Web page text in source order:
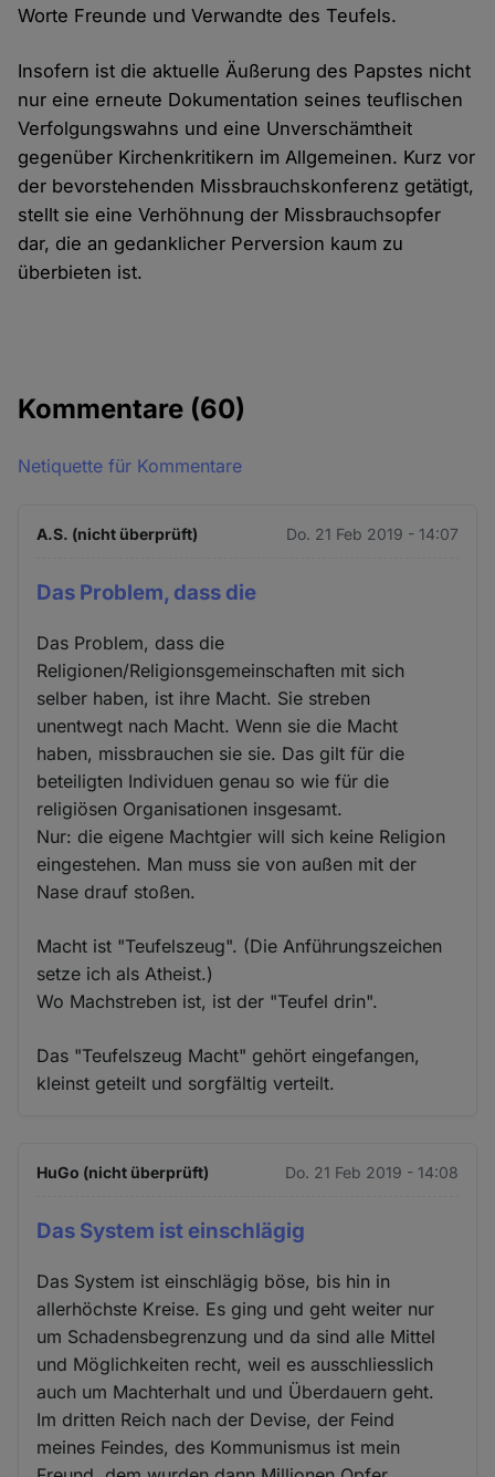
Worte Freunde und Verwandte des Teufels.
Insofern ist die aktuelle Äußerung des Papstes nicht
nur eine erneute Dokumentation seines teuflischen
Verfolgungswahns und eine Unverschämtheit
gegenüber Kirchenkritikern im Allgemeinen. Kurz vor
der bevorstehenden Missbrauchskonferenz getätigt,
stellt sie eine Verhöhnung der Missbrauchsopfer
dar, die an gedanklicher Perversion kaum zu
überbieten ist.
Kommentare (60)
Netiquette für Kommentare
A.S. (nicht überprüft) Do. 21 Feb 2019 - 14:07
Das Problem, dass die
Das Problem, dass die
Religionen/Religionsgemeinschaften mit sich
selber haben, ist ihre Macht. Sie streben
unentwegt nach Macht. Wenn sie die Macht
haben, missbrauchen sie sie. Das gilt für die
beteiligten Individuen genau so wie für die
religiösen Organisationen insgesamt.
Nur: die eigene Machtgier will sich keine Religion
eingestehen. Man muss sie von außen mit der
Nase drauf stoßen.
Macht ist "Teufelszeug". (Die Anführungszeichen
setze ich als Atheist.)
Wo Machstreben ist, ist der "Teufel drin".
Das "Teufelszeug Macht" gehört eingefangen,
kleinst geteilt und sorgfältig verteilt.
HuGo (nicht überprüft) Do. 21 Feb 2019 - 14:08
Das System ist einschlägig
Das System ist einschlägig böse, bis hin in
allerhöchste Kreise. Es ging und geht weiter nur
um Schadensbegrenzung und da sind alle Mittel
und Möglichkeiten recht, weil es ausschliesslich
auch um Machterhalt und und Überdauern geht.
Im dritten Reich nach der Devise, der Feind
meines Feindes, des Kommunismus ist mein